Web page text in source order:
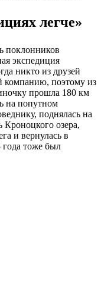
легче»
поклонников
экспедиция
никто из друзей
компанию, поэтому из
прошла 180 км
на попутном
поднялась на
озера,
и вернулась в
года тоже был